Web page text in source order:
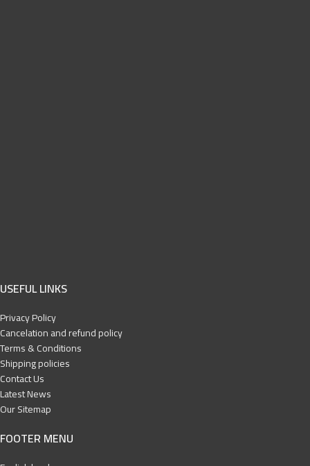
USEFUL LINKS
Privacy Policy
Cancelation and refund policy
Terms & Conditions
Shipping policies
Contact Us
Latest News
Our Sitemap
FOOTER MENU